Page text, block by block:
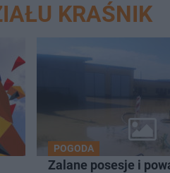
KRAŚNIK
POGODA
Zalane posesje i